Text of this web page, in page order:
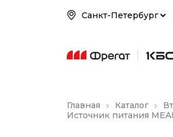
Главная Каталог
Источник питания